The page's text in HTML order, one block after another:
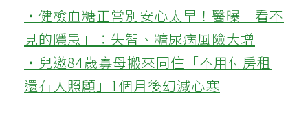
‧健檢血糖正常別安心太早！醫曝「看不
見的隱患」：失智、糖尿病風險大增
‧兒邀84歲寡母搬來同住「不用付房租
還有人照顧」1個月後幻滅心寒